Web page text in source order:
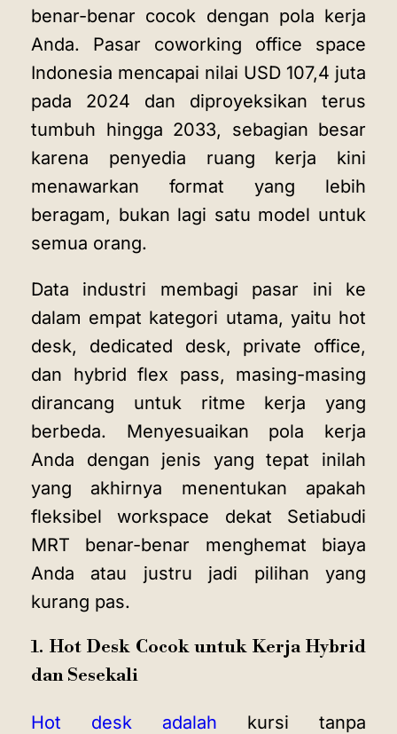
benar-benar cocok dengan pola kerja
Anda. Pasar coworking office space
Indonesia mencapai nilai USD 107,4 juta
pada 2024 dan diproyeksikan terus
tumbuh hingga 2033, sebagian besar
karena penyedia ruang kerja kini
menawarkan format yang lebih
beragam, bukan lagi satu model untuk
semua orang.
Data industri membagi pasar ini ke
dalam empat kategori utama, yaitu hot
desk, dedicated desk, private office,
dan hybrid flex pass, masing-masing
dirancang untuk ritme kerja yang
berbeda. Menyesuaikan pola kerja
Anda dengan jenis yang tepat inilah
yang akhirnya menentukan apakah
fleksibel workspace dekat Setiabudi
MRT benar-benar menghemat biaya
Anda atau justru jadi pilihan yang
kurang pas.
1. Hot Desk Cocok untuk Kerja Hybrid
dan Sesekali
Hot desk adalah kursi tanpa